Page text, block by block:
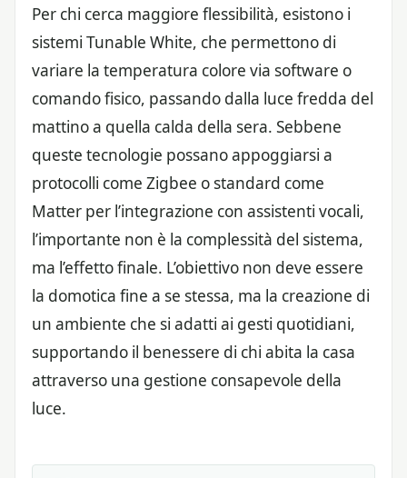
Per chi cerca maggiore flessibilità, esistono i
sistemi Tunable White, che permettono di
variare la temperatura colore via software o
comando fisico, passando dalla luce fredda del
mattino a quella calda della sera. Sebbene
queste tecnologie possano appoggiarsi a
protocolli come Zigbee o standard come
Matter per l’integrazione con assistenti vocali,
l’importante non è la complessità del sistema,
ma l’effetto finale. L’obiettivo non deve essere
la domotica fine a se stessa, ma la creazione di
un ambiente che si adatti ai gesti quotidiani,
supportando il benessere di chi abita la casa
attraverso una gestione consapevole della
luce.